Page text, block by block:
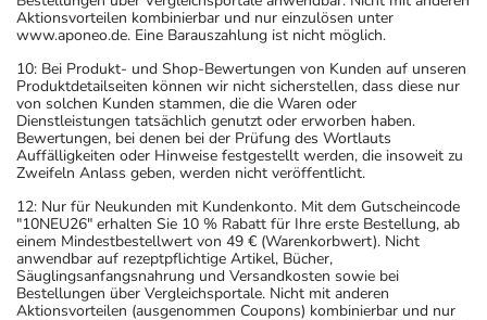
Aktionsvorteilen kombinierbar und nur einzulösen unter
www.aponeo.de. Eine Barauszahlung ist nicht möglich.
10: Bei Produkt- und Shop-Bewertungen von Kunden auf unseren
Produktdetailseiten können wir nicht sicherstellen, dass diese nur
von solchen Kunden stammen, die die Waren oder
Dienstleistungen tatsächlich genutzt oder erworben haben.
Bewertungen, bei denen bei der Prüfung des Wortlauts
Auffälligkeiten oder Hinweise festgestellt werden, die insoweit zu
Zweifeln Anlass geben, werden nicht veröffentlicht.
12: Nur für Neukunden mit Kundenkonto. Mit dem Gutscheincode
"10NEU26" erhalten Sie 10 % Rabatt für Ihre erste Bestellung, ab
einem Mindestbestellwert von 49 € (Warenkorbwert). Nicht
anwendbar auf rezeptpflichtige Artikel, Bücher,
Säuglingsanfangsnahrung und Versandkosten sowie bei
Bestellungen über Vergleichsportale. Nicht mit anderen
Aktionsvorteilen (ausgenommen Coupons) kombinierbar und nur